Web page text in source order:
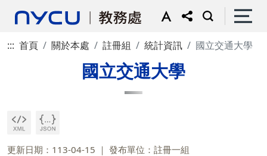
::: 首頁 關於本處 註冊組 統計資訊 國立交通大學
國立交通大學
更新日期：113-04-15 發布單位：註冊一組